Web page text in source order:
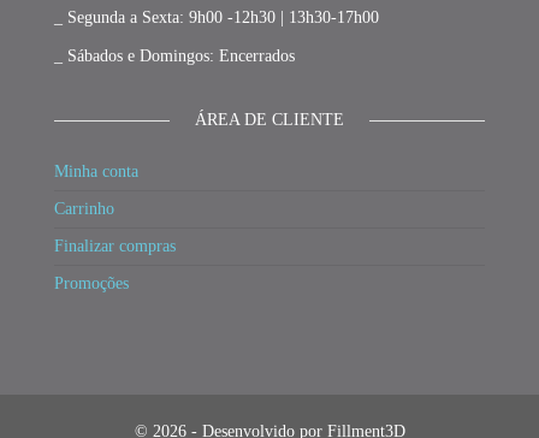
_ Segunda a Sexta: 9h00 -12h30 | 13h30-17h00
_ Sábados e Domingos: Encerrados
ÁREA DE CLIENTE
Minha conta
Carrinho
Finalizar compras
Promoções
© 2026 - Desenvolvido por Fillment3D